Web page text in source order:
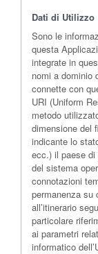
Dati di Utilizzo
Sono le
questa
integrate in
nomi a dominio
connette con
URI (Uniform
metodo
dimensione del
indicante lo
ecc.) il paese
del sistema
connotazioni
permanenza su
all’itinerario
particolare
ai parametri
informatico